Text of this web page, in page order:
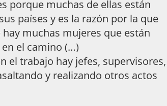
porque muchas de ellas están
países y es la razón por la que
muchas mujeres que están
el camino (…)
el trabajo hay jefes, supervisores,
y realizando otros actos